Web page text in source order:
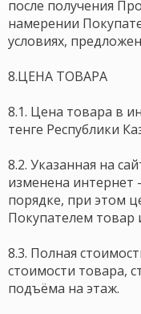
после получения
намерении
условиях,
8.ЦЕНА ТОВАРА
8.1. Цена товара в
тенге Республики
8.2. Указанная на
изменена интернет
порядке, при этом
Покупателем
8.3. Полная
стоимости товара,
подъёма на этаж.